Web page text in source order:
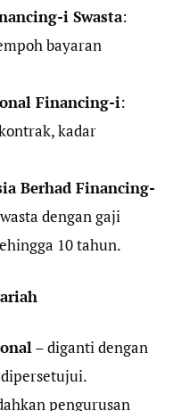
i Swasta:
bayaran
Financing-i:
kadar
Berhad Financing-
dengan gaji
10 tahun.
– diganti dengan
pengurusan